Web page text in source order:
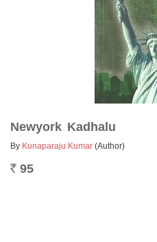
Newyork Kadhalu
By Kunaparaju Kumar (Author)
Rs. 95